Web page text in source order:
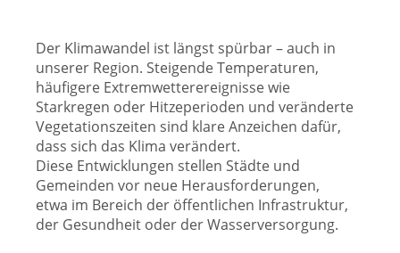
Der Klimawandel ist längst spürbar – auch in
unserer Region. Steigende Temperaturen,
häufigere Extremwetterereignisse wie
Starkregen oder Hitzeperioden und veränderte
Vegetationszeiten sind klare Anzeichen dafür,
dass sich das Klima verändert.
Diese Entwicklungen stellen Städte und
Gemeinden vor neue Herausforderungen,
etwa im Bereich der öffentlichen Infrastruktur,
der Gesundheit oder der Wasserversorgung.